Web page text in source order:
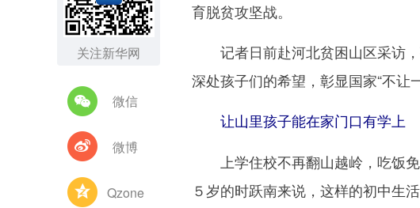
关注新华网
微信
微博
Qzone
育脱贫攻坚战。
记者日前赴河北贫困山区采访，
深处孩子们的希望，彰显国家“不让
让山里孩子能在家门口有学上
上学住校不再翻山越岭，吃饭
５岁的时跃南来说，这样的初中生